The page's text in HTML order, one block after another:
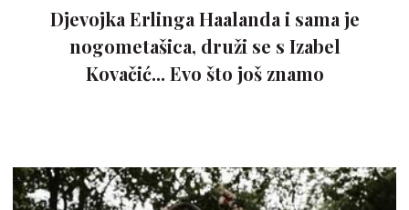
Djevojka Erlinga Haalanda i sama je
nogometašica, druži se s Izabel
Kovačić... Evo što još znamo